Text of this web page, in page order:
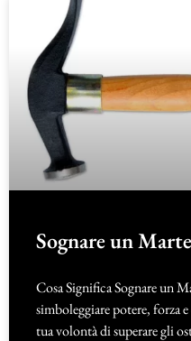
Sognare un
Cosa Significa Sognare un
simboleggiare potere, forza
tua volontà di superare gli